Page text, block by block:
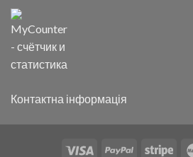
Контактна інформація